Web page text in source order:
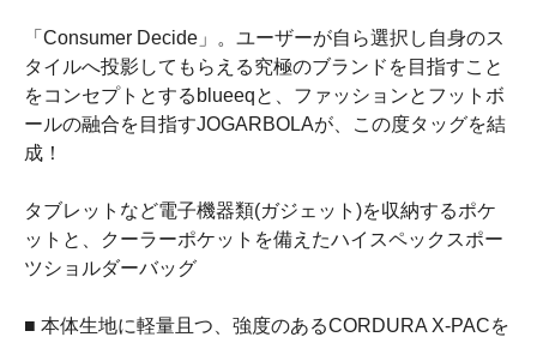
「Consumer Decide」。ユーザーが自ら選択し自身のス
タイルへ投影してもらえる究極のブランドを目指すこと
をコンセプトとするblueeqと、ファッションとフットボ
ールの融合を目指すJOGARBOLAが、この度タッグを結
成！
タブレットなど電子機器類(ガジェット)を収納するポケ
ットと、クーラーポケットを備えたハイスペックスポー
ツショルダーバッグ
■ 本体生地に軽量且つ、強度のあるCORDURA X-PACを